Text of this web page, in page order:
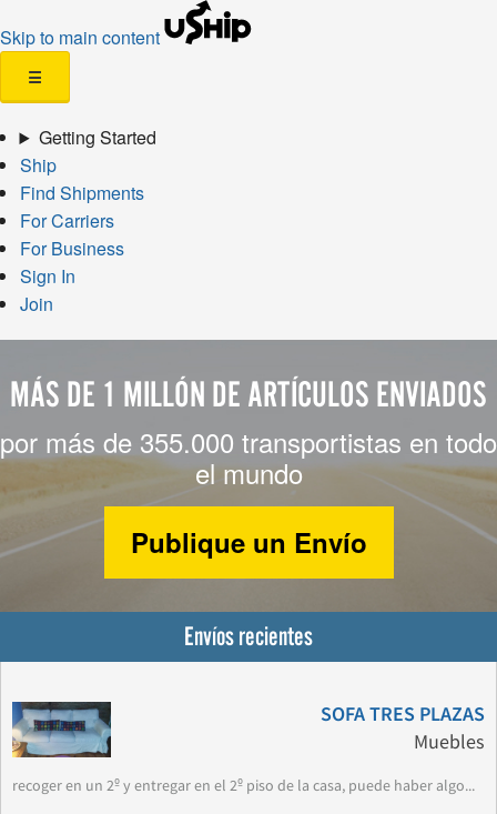
Skip to main content
☰
Getting Started
Ship
Find Shipments
For Carriers
For Business
Sign In
Join
MÁS DE 1 MILLÓN DE ARTÍCULOS ENVIADOS
por más de 355.000 transportistas en todo
el mundo
Publique un Envío
Envíos recientes
SOFA TRES PLAZAS
Muebles
recoger en un 2º y entregar en el 2º piso de la casa, puede haber algo...